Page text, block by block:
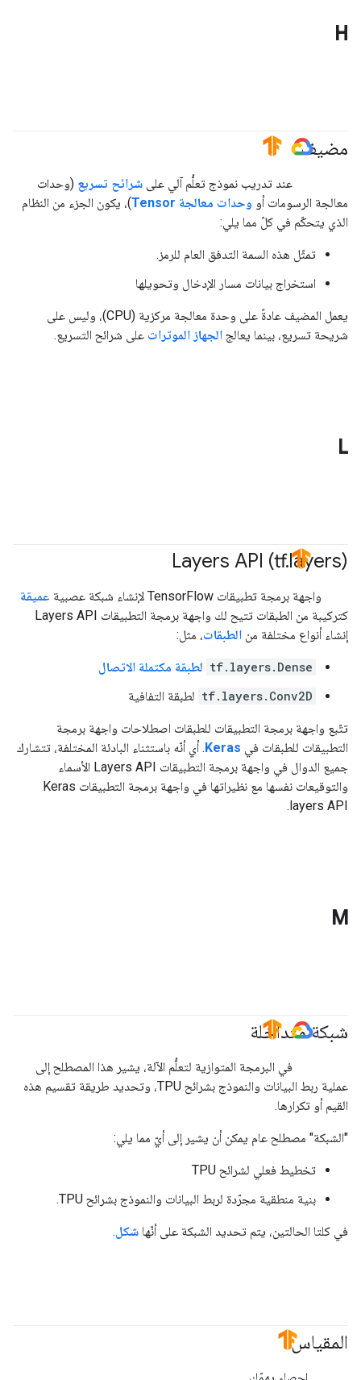
H
مضيف
عند تدريب نموذج تعلُّم آلي على شرائح تسريع (وحدات
معالجة الرسومات أو وحدات معالجة Tensor
)، يكون الجزء من النظام
الذي يتحكّم في كلّ مما يلي:
تمثّل هذه السمة التدفق العام للرمز.
استخراج بيانات مسار الإدخال وتحويلها
يعمل المضيف عادةً على وحدة معالجة مركزية (CPU)، وليس على
شريحة تسريع، بينما يعالج الجهاز الموترات على شرائح التسريع.
L
Layers API (tf.layers)
واجهة برمجة تطبيقات TensorFlow لإنشاء شبكة عصبية
عميقة
كتركيبة من الطبقات تتيح لك واجهة برمجة التطبيقات Layers API
إنشاء أنواع مختلفة من الطبقات، مثل:
tf.layers.Dense لطبقة مكتملة الاتصال
tf.layers.Conv2D لطبقة التفافية
تتّبع واجهة برمجة التطبيقات للطبقات اصطلاحات واجهة برمجة
التطبيقات للطبقات في Keras. أي أنّه باستثناء البادئة المختلفة، تتشارك
جميع الدوال في واجهة برمجة التطبيقات Layers API الأسماء
والتوقيعات نفسها مع نظيراتها في واجهة برمجة التطبيقات Keras
layers API.
M
شبكة متداخلة
#GoogleCloud
في البرمجة المتوازية لتعلُّم الآلة، يشير هذا المصطلح إلى
عملية ربط البيانات والنموذج بشرائح TPU، وتحديد طريقة تقسيم هذه
القيم أو تكرارها.
"الشبكة" مصطلح عام يمكن أن يشير إلى أيّ مما يلي:
تخطيط فعلي لشرائح TPU
بنية منطقية مجرّدة لربط البيانات والنموذج بشرائح TPU.
في كلتا الحالتين، يتم تحديد الشبكة على أنّها شكل.
المقياس